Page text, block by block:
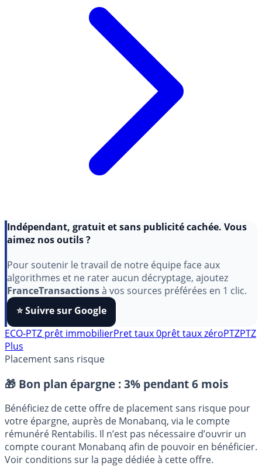
Indépendant, gratuit et sans publicité cachée. Vous
aimez nos outils ?
Pour soutenir le travail de notre équipe face aux
algorithmes et ne rater aucun décryptage, ajoutez
FranceTransactionsà vos sources préférées en 1 clic.
⭐️ Suivre sur Google
ECO-PTZ prêt immobilierPret taux 0prêt taux zéroPTZPTZ
Plus
Placement sans risque
🎁 Bon plan épargne : 3% pendant 6 mois
Bénéficiez de cette offre de placement sans risque pour
votre épargne, auprès de Monabanq, via le compte
rémunéré Rentabilis. Il n’est pas nécessaire d’ouvrir un
compte courant Monabanq afin de pouvoir en bénéficier.
Voir conditions sur la page dédiée à cette offre.